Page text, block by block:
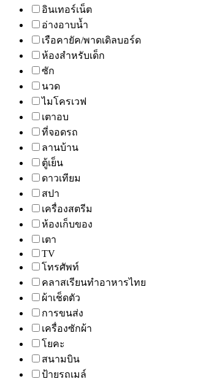
อินเทอร์เน็ต
อ่างอาบน้ำ
เรือคายัค/พาดเดิลบอร์ด
ห้องสำหรับเด็ก
ซัก
นวด
ไมโครเวฟ
เตาอบ
ที่จอดรถ
ลานบ้าน
ตู้เย็น
ดาวเทียม
สปา
เครื่องสตรีม
ห้องเก็บของ
เตา
TV
โทรศัพท์
คลาสเรียนทำอาหารไทย
ผ้าเช็ดตัว
การขนส่ง
เครื่องซักผ้า
โยคะ
สนามบิน
ป้ายรถเมล์